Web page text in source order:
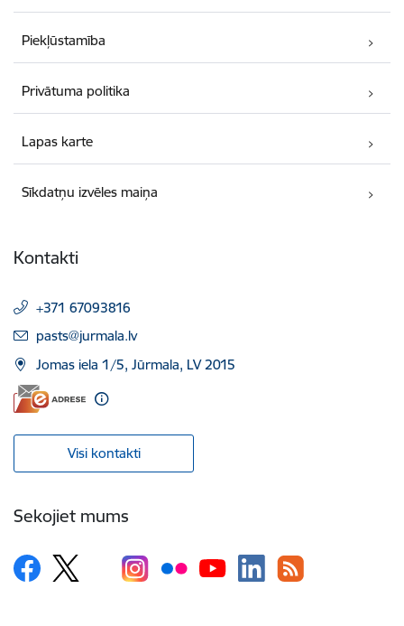
Piekļūstamība
Privātuma politika
Lapas karte
Sīkdatņu izvēles maiņa
Kontakti
+371 67093816
E-pasts:
pasts@jurmala.lv
Jomas iela 1/5, Jūrmala, LV 2015
Visi kontakti
Sekojiet mums